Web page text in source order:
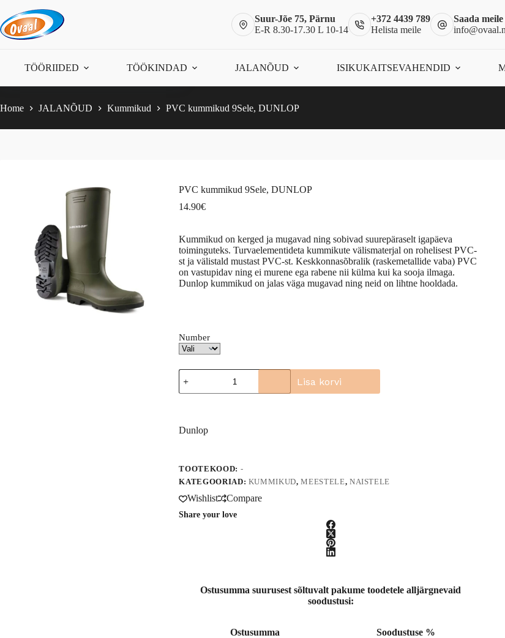
content
14.90€
This
product
has
variants.
options
the
product
page
Suur-Jõe 75, Pärnu
E-R 8.30-17.30 L 10-14
+372 4439 789
Helista meile
Saada
TÖÖRIIDED TÖÖKINDAD JALANÕUD ISIKUKAITSEVAHENDID
Home JALANÕUD Kummikud PVC kummikud 9Sele, DUNLOP
PVC kummikud 9Sele, DUNLOP
14.90€
Kummikud on kerged ja mugavad ning sobivad suurepäraselt igapäeva
toiminguteks. Turvaelementideta kummikute välismaterjal on rohelisest PVC-
st ja välistald mustast PVC-st. Keskkonnasõbralik (raskemetallide vaba) PVC
on vastupidav ning ei murene ega rabene nii külma kui ka sooja ilmaga.
Dunlop kummikud on jalas väga mugavad ning neid on lihtne hooldada.
Number
PVC
kummikud
9Sele,
Lisa korvi
e
a
i
v
e
:
Dunlop
TOOTEKOOD: -
KATEGOORIAD: KUMMIKUD,MEESTELE, NAISTELE
Wishlist Compare
Share your love
Ostusumma suurusest sõltuvalt pakume toodetele alljärgnevaid
soodustusi:
Ostusumma Soodustuse %